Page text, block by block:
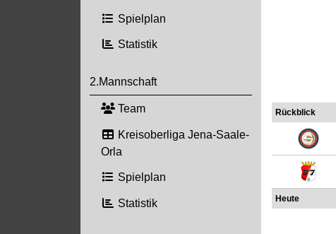
Spielplan
Statistik
2.Mannschaft
Team
Kreisoberliga Jena-Saale-
Orla
Spielplan
Statistik
Rückblick
Heute